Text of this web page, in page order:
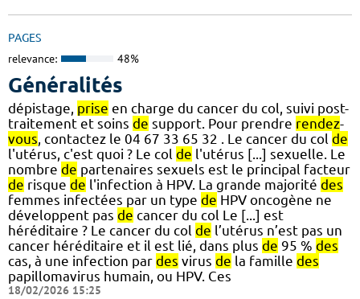
PAGES
relevance: 48%
Généralités
dépistage, prise en charge du cancer du col, suivi post-
traitement et soins de support. Pour prendre rendez-
vous, contactez le 04 67 33 65 32 . Le cancer du col de
l'utérus, c'est quoi ? Le col de l'utérus [...] sexuelle. Le
nombre de partenaires sexuels est le principal facteur
de risque de l'infection à HPV. La grande majorité des
femmes infectées par un type de HPV oncogène ne
développent pas de cancer du col Le [...] est
héréditaire ? Le cancer du col de l’utérus n’est pas un
cancer héréditaire et il est lié, dans plus de 95 % des
cas, à une infection par des virus de la famille des
papillomavirus humain, ou HPV. Ces
18/02/2026 15:25